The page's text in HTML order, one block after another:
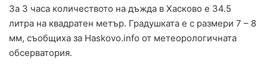
За 3 часа количеството на дъжда в Хасково е 34.5
литра на квадратен метър. Градушката е с размери 7 – 8
мм, съобщиха за Haskovo.info от метеорологичната
обсерватория.